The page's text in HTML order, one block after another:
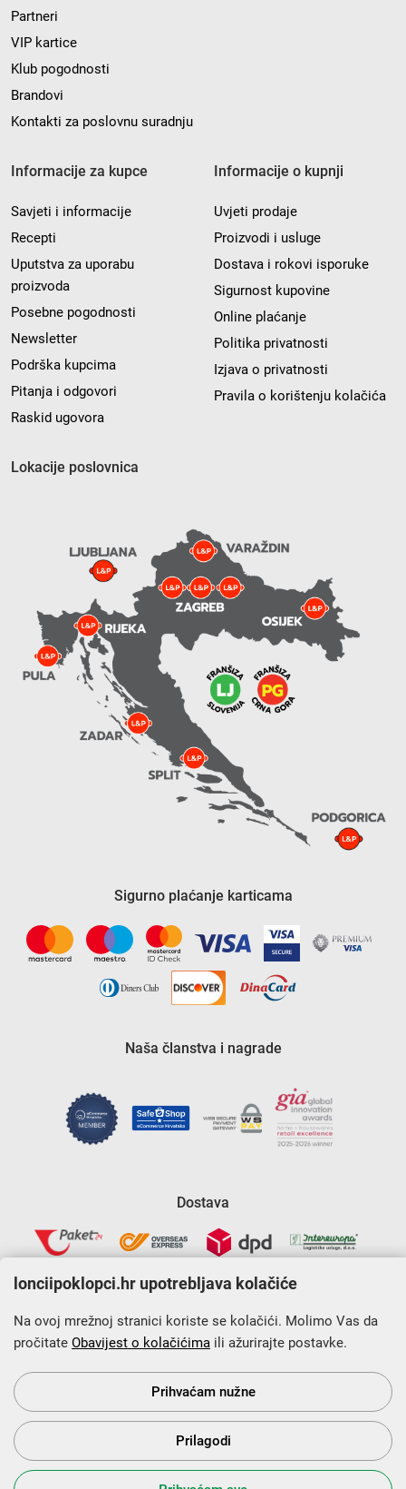
Partneri
VIP kartice
Klub pogodnosti
Brandovi
Kontakti za poslovnu suradnju
Informacije za kupce
Savjeti i informacije
Recepti
Uputstva za uporabu
proizvoda
Posebne pogodnosti
Newsletter
Podrška kupcima
Pitanja i odgovori
Raskid ugovora
Informacije o kupnji
Uvjeti prodaje
Proizvodi i usluge
Dostava i rokovi isporuke
Sigurnost kupovine
Online plaćanje
Politika privatnosti
Izjava o privatnosti
Pravila o korištenju kolačića
Lokacije poslovnica
Sigurno plaćanje karticama
Naša članstva i nagrade
Dostava
Krajnji primatelj financijskog instrumenta sufinanciranog iz
Europskog fonda za regionalni razvoj u sklopu Operativnog
programa „Konkurentnost i kohezija”.
s Vama od 2014. godine!
lonciipoklopci.hr upotrebljava kolačiće
Na ovoj mrežnoj stranici koriste se kolačići. Molimo Vas da
pročitate Obavijest o kolačićima ili ažurirajte postavke.
Prihvaćam nužne
Prilagodi